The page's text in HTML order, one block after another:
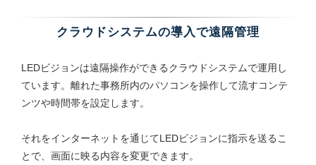
クラウドシステムの導入で遠隔管理
LEDビジョンは遠隔操作ができるクラウドシステムで運用し
ています。離れた事務所内のパソコンを操作して流すコンテ
ンツや時間帯を設定します。
それをインターネットを通じてLEDビジョンに指示を送るこ
とで、画面に映る内容を変更できます。